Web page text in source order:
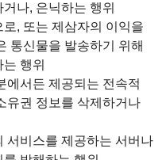
나, 은닉하는 행위
, 또는 제삼자의 이익을
통신물을 발송하기 위해
행위
에서든 제공되는 전속적
유권 정보를 삭제하거나
서비스를 제공하는 서버나